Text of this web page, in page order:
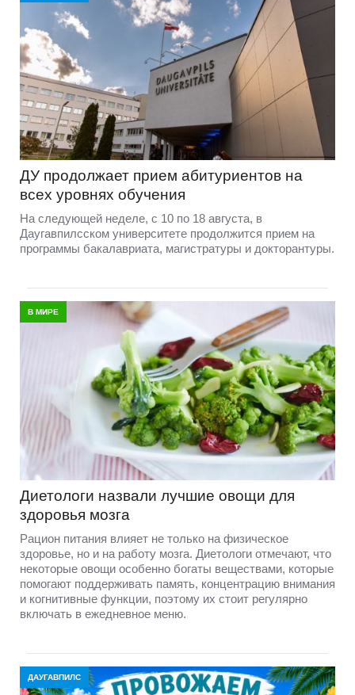
ДУ продолжает прием абитуриентов на
всех уровнях обучения
На следующей неделе, с 10 по 18 августа, в
Даугавпилсском университете продолжится прием на
программы бакалавриата, магистратуры и докторантуры.
В МИРЕ
Диетологи назвали лучшие овощи для
здоровья мозга
Рацион питания влияет не только на физическое
здоровье, но и на работу мозга. Диетологи отмечают, что
некоторые овощи особенно богаты веществами, которые
помогают поддерживать память, концентрацию внимания
и когнитивные функции, поэтому их стоит регулярно
включать в ежедневное меню.
ДАУГАВПИЛС